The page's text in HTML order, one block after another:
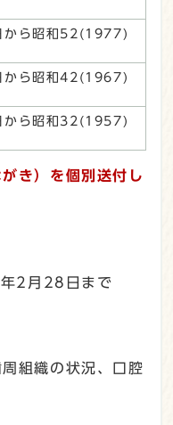
ら昭和52(1977)
ら昭和42(1967)
ら昭和32(1957)
き）を個別送付し
2月28日まで
組織の状況、口腔